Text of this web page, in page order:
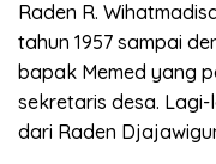
Raden R.
tahun 1957 sampai
bapak Memed yang
sekretaris desa.
dari Raden